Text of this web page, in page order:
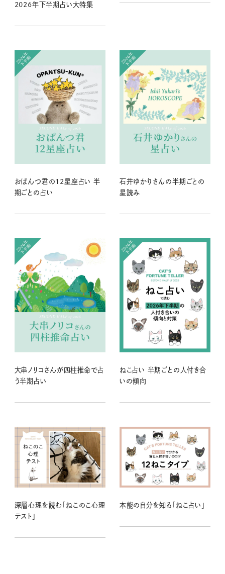
2026年下半期占い大特集
おぱんつ君の12星座占い 半
期ごとの占い
石井ゆかりさんの半期ごとの
星読み
大串ノリコさんが四柱推命で占
う半期占い
ねこ占い 半期ごとの人付き合
いの傾向
深層心理を読む「ねこのこ心理
テスト」
本能の自分を知る「ねこ占い」